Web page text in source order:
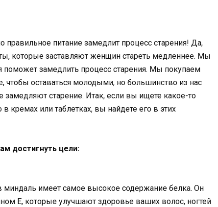
правильное питание замедлит процесс старения! Да,
которые заставляют женщин стареть медленнее. Мы
замедлить процесс старения. Мы покупаем
оставаться молодыми, но большинство из нас
замедляют старение. Итак, если вы ищете какое-то
кремах или таблетках, вы найдете его в этих
достигнуть цели:
миндаль имеет самое высокое содержание белка. Он
Е, которые улучшают здоровье ваших волос, ногтей